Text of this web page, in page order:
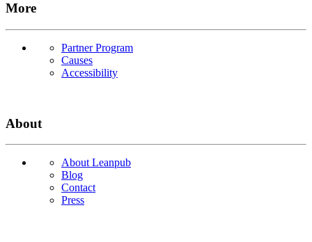
More
Partner Program
Causes
Accessibility
About
About Leanpub
Blog
Contact
Press